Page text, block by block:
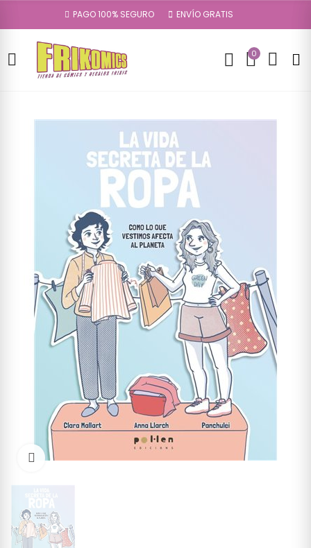
PAGO 100% SEGURO ENVÍO GRATIS
0
Click to enlarge